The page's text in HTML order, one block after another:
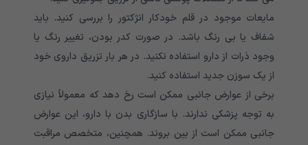
مایعات موجود در قلم خودکار انژکتور را بررسی کنید. باید
شفاف یا بی رنگ باشد. در صورت کدر بودن، تغییر رنگ یا
وجود ذرات از دارو استفاده نکنید. در هر بار تزریق داروی خود
از یک سوزن جدید استفاده کنید.
برخی از عوارض جانبی ممکن است رخ دهد که معمولاً نیازی
به توجه پزشکی ندارند. با سازگاری بدن با دارو، این عوارض
جانبی ممکن است از بین بروند. همچنین، متخصص مراقبت